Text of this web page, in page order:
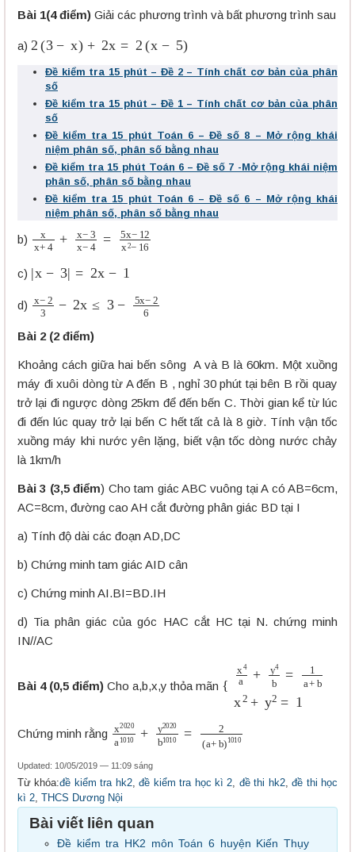
Bài 1(4 điểm) Giải các phương trình và bất phương trình sau
a) 2 (3− +2 x =2 5)
Đề kiểm tra 15 phút – Đề 2 – Tính chất cơ bản của phân
số
Đề kiểm tra 15 phút – Đề 1 – Tính chất cơ bản của phân
số
Đề kiểm tra 15 phút Toán 6 – Đề số 8 – Mở rộng khái
niệm phân số, phân số bằng nhau
Đề kiểm tra 15 phút Toán 6 – Đề số 7 -Mở rộng khái niệm
phân số, phân số bằng nhau
Đề kiểm tra 15 phút Toán 6 – Đề số 6 – Mở rộng khái
niệm phân số, phân số bằng nhau
b) x + x−3x =5x −12
c) | |= −1
d) x−2 2x −5 26
Bài 2 (2 điểm)
Khoảng cách giữa hai bến sông A và B là 60km. Một xuồng
máy đi xuôi dòng từ A đến B , nghỉ 30 phút tại bên B rồi quay
trở lại đi ngược dòng 25km để đến bến C. Thời gian kể từ lúc
đi đến lúc quay trở lại bến C hết tất cả là 8 giờ. Tính vận tốc
xuồng máy khi nước yên lặng, biết vận tốc dòng nước chảy
là 1km/h
Bài 3 (3,5 điểm) Cho tam giác ABC vuông tại A có AB=6cm,
AC=8cm, đường cao AH cắt đường phân giác BD tại I
a) Tính độ dài các đoạn AD,DC
b) Chứng minh tam giác AID cân
c) Chứng minh AI.BI=BD.IH
d) Tia phân giác của góc HAC cắt HC tại N. chứng minh
IN//AC
Bài 4 (0,5 điểm) Cho a,b,x,y thỏa mãn { 4a +y 4b =1 a+b
Chứng minh rằng x2020 1010 2020
Updated: 10/05/2019 — 11:09 sáng
Từ khóa:đề kiểm tra hk2,đề kiểm tra học kì 2 đề thi hk2,đề thi học
kì 2 THCS Dương Nội
Bài viết liên quan
Đề kiểm tra HK2 môn Toán 6 huyện Kiến Thụy